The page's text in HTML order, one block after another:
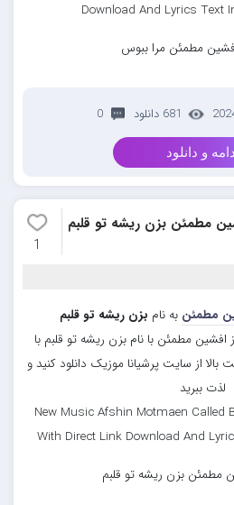
Download And Lyrics Text
681 دانلود 0
ادامه و دانلود
مطمئن بزن ریشه تو قلبم
1
مطمئن به نام بزن ریشه تو قلبم
افشین مطمئن با نام بزن ریشه تو قلبم با
از سایت پرشیانا موزیک دانلود کنید و
لذت ببرید
New Music Afshin Motmaen Called
With Direct Link Download And